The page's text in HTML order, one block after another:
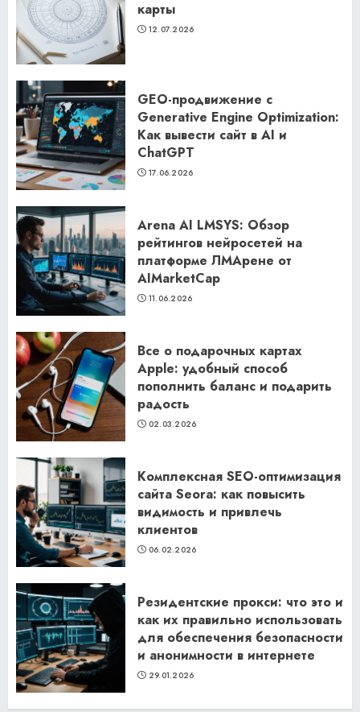
карты
12.07.2026
GEO-продвижение с
Generative Engine Optimization:
Как вывести сайт в AI и
ChatGPT
17.06.2026
Arena AI LMSYS: Обзор
рейтингов нейросетей на
платформе ЛМАрене от
AIMarketCap
11.06.2026
Все о подарочных картах
Apple: удобный способ
пополнить баланс и подарить
радость
02.03.2026
Комплексная SEO-оптимизация
сайта Seora: как повысить
видимость и привлечь
клиентов
06.02.2026
Резидентские прокси: что это и
как их правильно использовать
для обеспечения безопасности
и анонимности в интернете
29.01.2026